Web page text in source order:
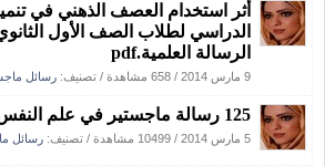
أثر استخدام العصف الذهني في
الدراسي لطلاب الصف الأول
الرسالة العلمية.pdf
9 مارس 2014 / 658 مشاهدة / تصنيف: رسائل
125 رسالة ماجستير في علم النفس
5 مارس 2014 / 10499 مشاهدة / تصنيف: رسائل